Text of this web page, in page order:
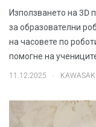
Използването на 3D
за образователни
на часовете по
помогне на
11.12.2025 .